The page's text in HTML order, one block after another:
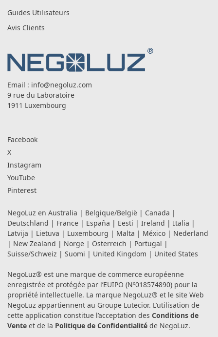
Guides Utilisateurs
Avis Clients
Email : info@negoluz.com
9 rue du Laboratoire
1911 Luxembourg
Facebook
X
Instagram
YouTube
Pinterest
NegoLuz en Australia | Belgique/België | Canada |
Deutschland | France | España | Eesti | Ireland | Italia |
Latvija | Lietuva | Luxembourg | Malta | México | Nederland
| New Zealand | Norge | Österreich | Portugal |
Suisse/Schweiz | Suomi | United Kingdom | United States
NegoLuz® est une marque de commerce européenne
enregistrée et protégée par l’EUIPO (Nº018574890) pour la
propriété intellectuelle. La marque NegoLuz® et le site Web
NegoLuz appartiennent au Groupe Lutecior. L’utilisation de
cette application constitue l’acceptation des Conditions de
Vente et de la Politique de Confidentialité de NegoLuz.